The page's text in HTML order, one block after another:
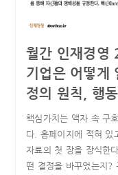
월간 인재경영
기업은 어떻게
정의 원칙, 행
핵심가치는 액자 속 구
다. 홈페이지에 적혀 있
자료의 첫 장을 장식한
떤 결정을 바꾸었는지?